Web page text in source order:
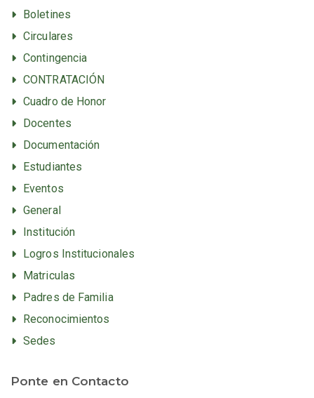
Boletines
Circulares
Contingencia
CONTRATACIÓN
Cuadro de Honor
Docentes
Documentación
Estudiantes
Eventos
General
Institución
Logros Institucionales
Matriculas
Padres de Familia
Reconocimientos
Sedes
Ponte en Contacto